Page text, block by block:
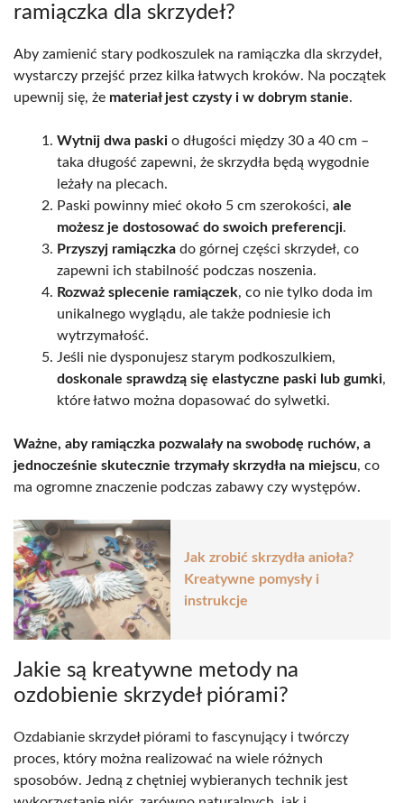
ramiączka dla skrzydeł?
Aby zamienić stary podkoszulek na ramiączka dla skrzydeł,
wystarczy przejść przez kilka łatwych kroków. Na początek
upewnij się, że materiał jest czysty i w dobrym stanie.
Wytnij dwa paski o długości między 30 a 40 cm –
taka długość zapewni, że skrzydła będą wygodnie
leżały na plecach.
Paski powinny mieć około 5 cm szerokości, ale
możesz je dostosować do swoich preferencji.
Przyszyj ramiączka do górnej części skrzydeł, co
zapewni ich stabilność podczas noszenia.
Rozważ splecenie ramiączek, co nie tylko doda im
unikalnego wyglądu, ale także podniesie ich
wytrzymałość.
Jeśli nie dysponujesz starym podkoszulkiem,
doskonale sprawdzą się elastyczne paski lub gumki,
które łatwo można dopasować do sylwetki.
Ważne, aby ramiączka pozwalały na swobodę ruchów, a
jednocześnie skutecznie trzymały skrzydła na miejscu, co
ma ogromne znaczenie podczas zabawy czy występów.
Jak zrobić skrzydła anioła?
Kreatywne pomysły i
instrukcje
Jakie są kreatywne metody na
ozdobienie skrzydeł piórami?
Ozdabianie skrzydeł piórami to fascynujący i twórczy
proces, który można realizować na wiele różnych
sposobów. Jedną z chętniej wybieranych technik jest